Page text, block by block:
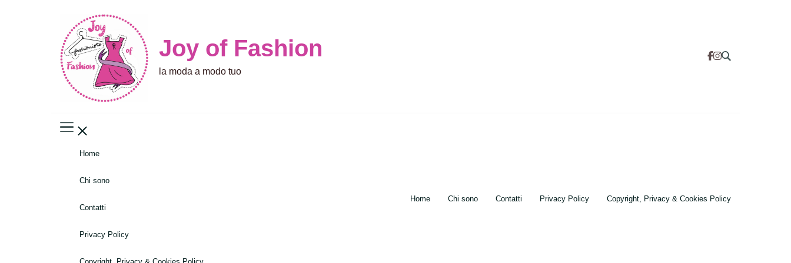
Joy of Fashion
la moda a modo tuo
Home
Chi sono
Contatti
Privacy Policy
Home Chi sono Contatti Privacy Policy Copyright, Privacy & Cookies Policy